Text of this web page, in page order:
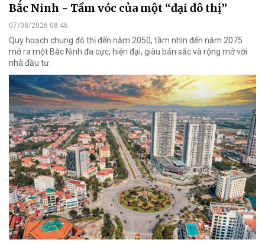
Bắc Ninh - Tầm vóc của một “đại đô thị”
07/08/2026 08:46
Quy hoạch chung đô thị đến năm 2050, tầm nhìn đến năm 2075
mở ra một Bắc Ninh đa cực, hiện đại, giàu bản sắc và rộng mở với
nhà đầu tư.